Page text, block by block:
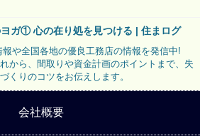
ヨガ① 心の在り処を見つける | 住まログ
や全国各地の優良工務店の情報を発信中!
から、間取りや資金計画のポイントまで、失
くりのコツをお伝えします。
会社概要